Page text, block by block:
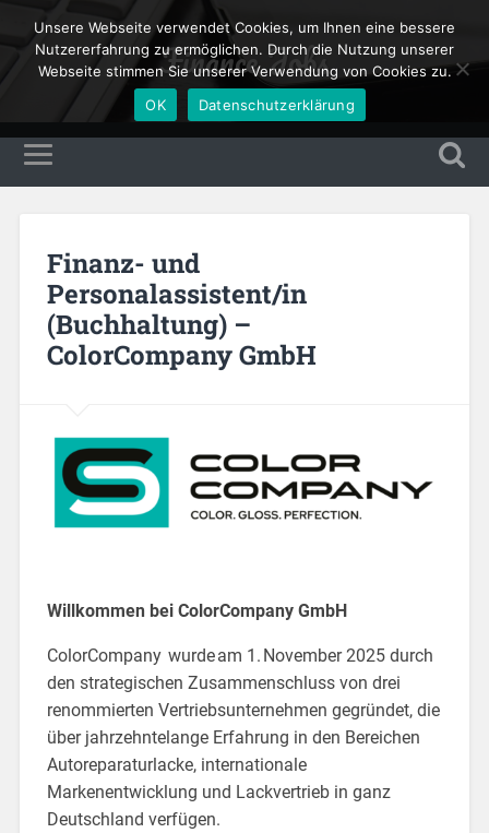
Finance Jobs
Finanz- und
Personalassistent/in
(Buchhaltung) –
ColorCompany GmbH
Willkommen bei ColorCompany GmbH
ColorCompany wurde am 1. November 2025 durch
den strategischen Zusammenschluss von drei
renommierten Vertriebsunternehmen gegründet, die
über jahrzehntelange Erfahrung in den Bereichen
Autoreparaturlacke, internationale
Markenentwicklung und Lackvertrieb in ganz
Deutschland verfügen.
Unsere Webseite verwendet Cookies, um Ihnen eine bessere
Nutzererfahrung zu ermöglichen. Durch die Nutzung unserer
Webseite stimmen Sie unserer Verwendung von Cookies zu.
OK
Datenschutzerklärung